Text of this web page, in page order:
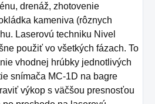
drenáž, zhotovenie
kameniva (rôznych
Laserovú techniku ​​Nivel
použiť vo všetkých fázach. To
vhodnej hrúbky jednotlivých
snímača MC-1D na bagre
výkop s väčšou presnosťou